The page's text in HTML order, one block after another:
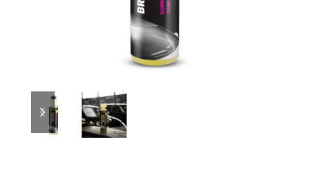
previous
slide
next
slide